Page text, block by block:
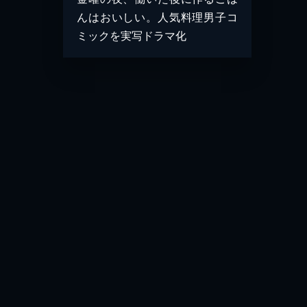
んはおいしい。人気料理男子コ
ミックを実写ドラマ化